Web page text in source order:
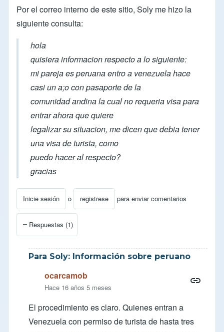
Por el correo interno de este sitio, Soly me hizo la
siguiente consulta:
hola
quisiera informacion respecto a lo siguiente:
mi pareja es peruana entro a venezuela hace
casi un a;o con pasaporte de la
comunidad andina la cual no requeria visa para
entrar ahora que quiere
legalizar su situacion, me dicen que debia tener
una visa de turista, como
puedo hacer al respecto?
gracias
Inicie sesión o registrese para enviar comentarios
Respuestas (1)
Para Soly: Información sobre peruano
ocarcamob
Hace 16 años 5 meses
El procedimiento es claro. Quienes entran a
Venezuela con permiso de turista de hasta tres